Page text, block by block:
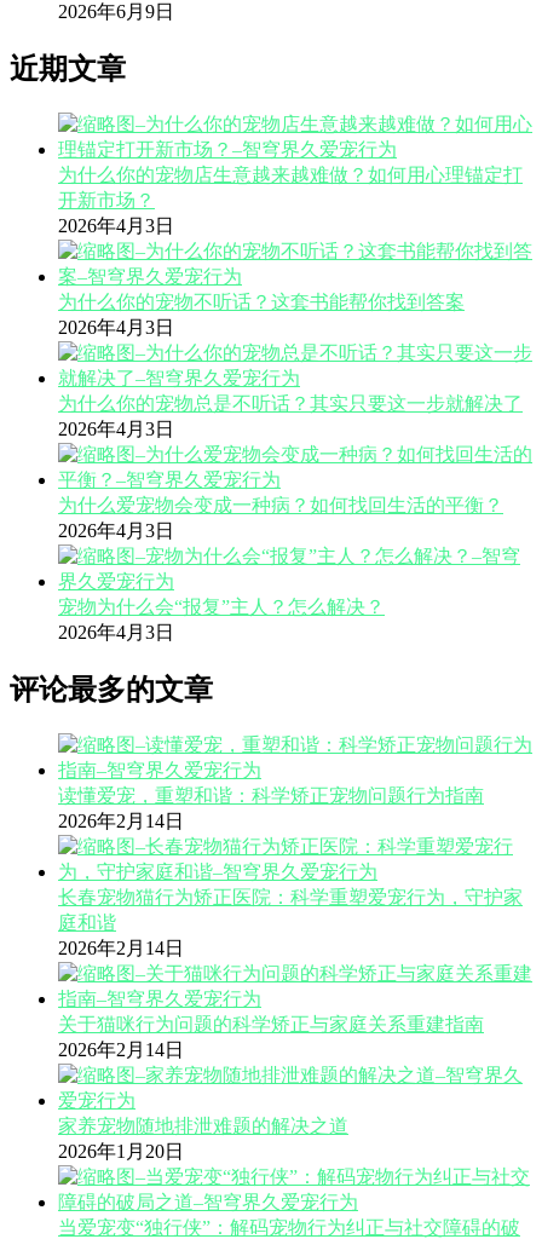
2026年6月9日
近期文章
为什么你的宠物店生意越来越难做？如何用心理锚定打
开新市场？
2026年4月3日
为什么你的宠物不听话？这套书能帮你找到答案
2026年4月3日
为什么你的宠物总是不听话？其实只要这一步就解决了
2026年4月3日
为什么爱宠物会变成一种病？如何找回生活的平衡？
2026年4月3日
宠物为什么会“报复”主人？怎么解决？
2026年4月3日
评论最多的文章
读懂爱宠，重塑和谐：科学矫正宠物问题行为指南
2026年2月14日
长春宠物猫行为矫正医院：科学重塑爱宠行为，守护家
庭和谐
2026年2月14日
关于猫咪行为问题的科学矫正与家庭关系重建指南
2026年2月14日
家养宠物随地排泄难题的解决之道
2026年1月20日
当爱宠变“独行侠”：解码宠物行为纠正与社交障碍的破